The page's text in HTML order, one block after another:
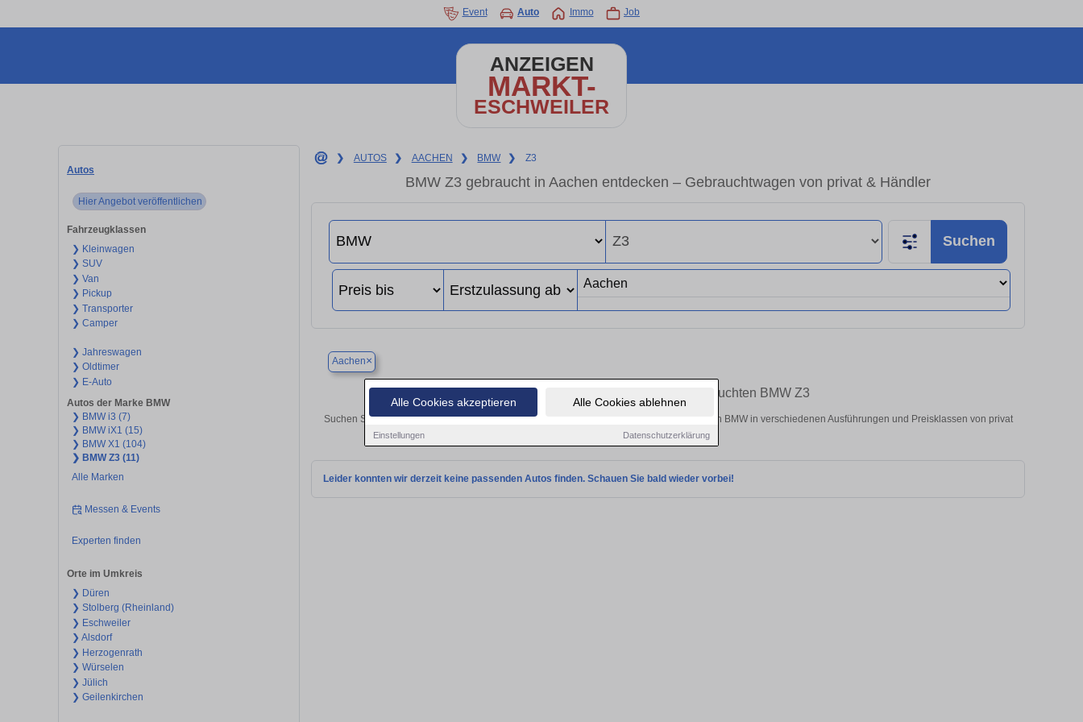
Alle Cookies akzeptieren Alle Cookies ablehnen
Einstellungen Datenschutzerklärung
Event Auto Immo Job
ANZEIGEN
MARKT-
ESCHWEILER
Autos
Hier Angebot veröffentlichen
Fahrzeugklassen
❯ Kleinwagen
❯ SUV
❯ Van
❯ Pickup
❯ Transporter
❯ Camper
❯ Jahreswagen
❯ Oldtimer
❯ E-Auto
Autos der Marke BMW
❯ BMW i3 (7)
❯ BMW iX1 (15)
❯ BMW X1 (104)
❯ BMW Z3 (11)
Alle Marken
Messen & Events
Experten finden
Orte im Umkreis
❯ Düren
❯ Stolberg (Rheinland)
❯ Eschweiler
❯ Alsdorf
❯ Herzogenrath
❯ Würselen
❯ Jülich
❯ Geilenkirchen
❯ AUTOS ❯ AACHEN ❯ BMW ❯ Z3
BMW Z3 gebraucht in Aachen entdecken – Gebrauchtwagen von privat & Händler
Suchen
Aachen×
Finden Sie in Aachen Ihren gebrauchten BMW Z3
Suchen Sie in Aachen einen BMW Z3 Gebrauchtwagen? Entdecken Sie gebrauchte Z3 von BMW in verschiedenen Ausführungen und Preisklassen von privat
und vom Händler.
Leider konnten wir derzeit keine passenden Autos finden. Schauen Sie bald wieder vorbei!